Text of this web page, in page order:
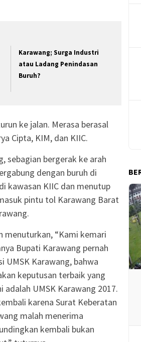
Karawang; Surga Industri
atau Ladang Penindasan
Buruh?
ke jalan. Merasa berasal
Cipta, KIM, dan KIIC.
sebagian bergerak ke arah
dengan buruh di
kawasan KIIC dan menutup
pintu tol Karawang Barat
menuturkan, “Kami kemari
Bupati Karawang pernah
UMSK Karawang, bahwa
keputusan terbaik yang
UMSK Karawang 2017.
karena Surat Keberatan
malah menerima
kembali bukan